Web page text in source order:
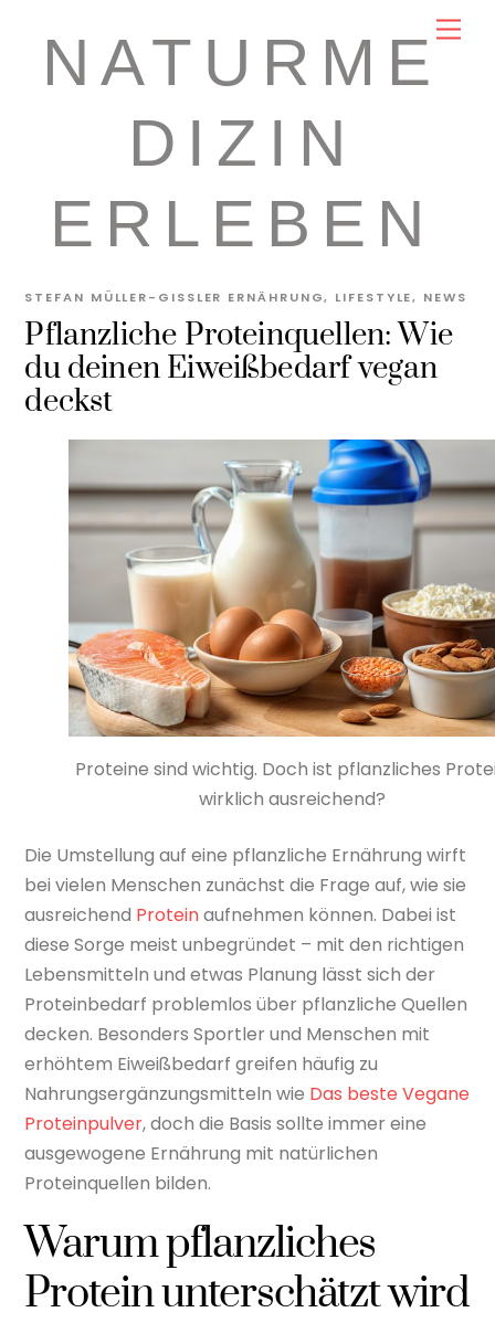
contentNATURME
DIZIN
ERLEBEN
Pflanzliche Proteinquellen: Wie
du deinen Eiweißbedarf vegan
deckst
STEFAN MÜLLER-GISSLER ERNÄHRUNG, LIFESTYLE, NEWS
Proteine sind wichtig. Doch ist pflanzliches
wirklich ausreichend?
Die Umstellung auf eine pflanzliche Ernährung wirft
bei vielen Menschen zunächst die Frage auf, wie sie
ausreichend Proteinaufnehmen können. Dabei ist
diese Sorge meist unbegründet – mit den richtigen
Lebensmitteln und etwas Planung lässt sich der
Proteinbedarf problemlos über pflanzliche Quellen
decken. Besonders Sportler und Menschen mit
erhöhtem Eiweißbedarf greifen häufig zu
Nahrungsergänzungsmitteln wie Das beste Vegane
Proteinpulver, doch die Basis sollte immer eine
ausgewogene Ernährung mit natürlichen
Proteinquellen bilden.
Warum pflanzliches
Protein unterschätzt wird